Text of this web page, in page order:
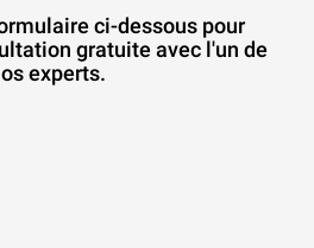
ci-dessous pour
gratuite avec l'un de
experts.